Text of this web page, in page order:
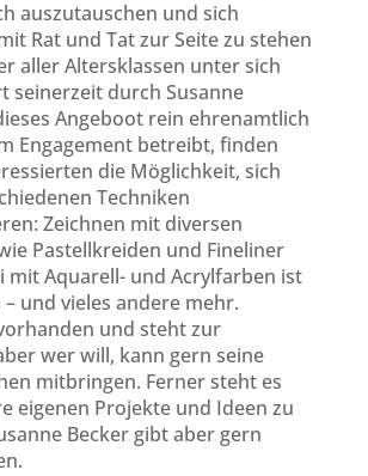
auszutauschen und sich
Rat und Tat zur Seite zu stehen
aller Altersklassen unter sich
seinerzeit durch Susanne
Angeboot rein ehrenamtlich
Engagement betreibt, finden
die Möglichkeit, sich
Techniken
Zeichnen mit diversen
Pastellkreiden und Fineliner
mit Aquarell- und Acrylfarben ist
und vieles andere mehr.
und steht zur
wer will, kann gern seine
mitbringen. Ferner steht es
eigenen Projekte und Ideen zu
Becker gibt aber gern